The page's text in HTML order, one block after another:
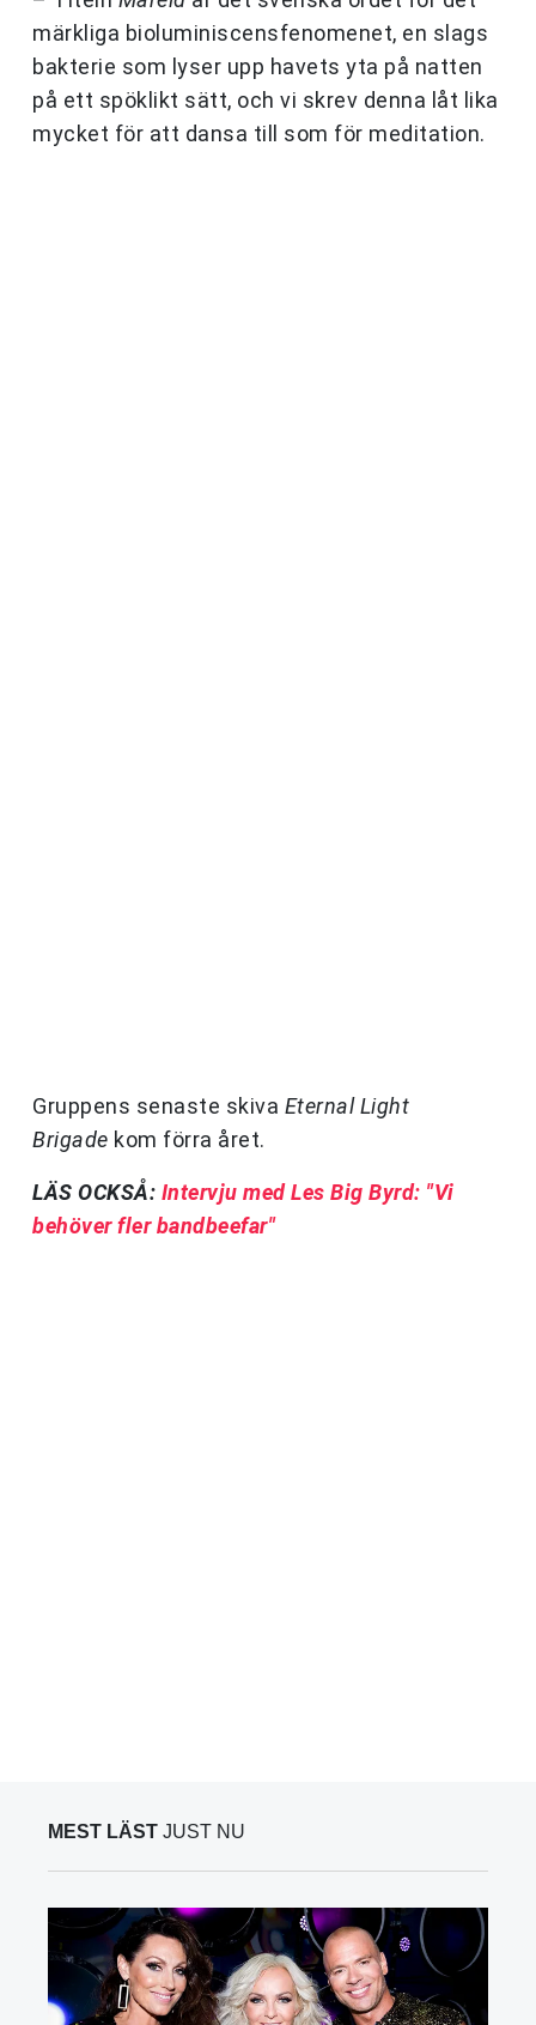
märkliga bioluminiscensfenomenet, en slags
bakterie som lyser upp havets yta på natten
på ett spöklikt sätt, och vi skrev denna låt lika
mycket för att dansa till som för meditation.
Gruppens senaste skiva Eternal Light
Brigade kom förra året.
LÄS OCKSÅ: Intervju med Les Big Byrd: "Vi
behöver fler bandbeefar"
MEST LÄST JUST NU